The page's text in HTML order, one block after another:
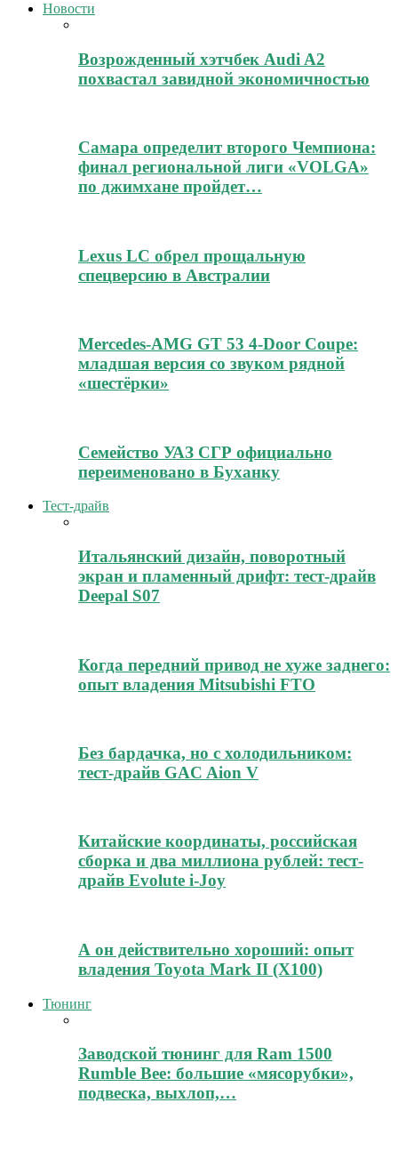
Новости
Возрожденный хэтчбек Audi A2
похвастал завидной экономичностью
Самара определит второго Чемпиона:
финал региональной лиги «VOLGA»
по джимхане пройдет…
Lexus LC обрел прощальную
спецверсию в Австралии
Mercedes-AMG GT 53 4-Door Coupe:
младшая версия со звуком рядной
«шестёрки»
Семейство УАЗ СГР официально
переименовано в Буханку
Тест-драйв
Итальянский дизайн, поворотный
экран и пламенный дрифт: тест-драйв
Deepal S07
Когда передний привод не хуже заднего:
опыт владения Mitsubishi FTO
Без бардачка, но с холодильником:
тест-драйв GAC Aion V
Китайские координаты, российская
сборка и два миллиона рублей: тест-
драйв Evolute i-Joy
А он действительно хороший: опыт
владения Toyota Mark II (Х100)
Тюнинг
Заводской тюнинг для Ram 1500
Rumble Bee: большие «мясорубки»,
подвеска, выхлоп,…